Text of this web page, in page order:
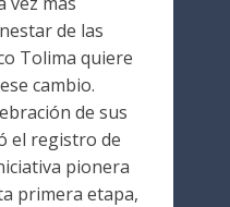
de las
Tolima quiere
cambio.
de sus
el registro de
pionera
primera etapa,